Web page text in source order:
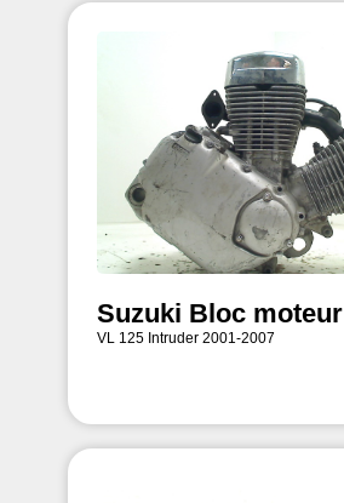
Suzuki Bloc moteur
VL 125 Intruder 2001-2007